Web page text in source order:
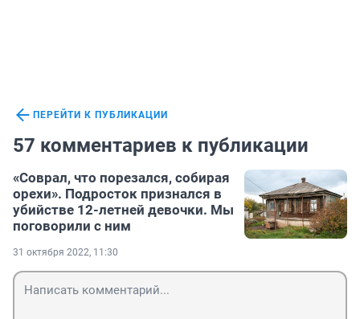
ПЕРЕЙТИ К ПУБЛИКАЦИИ
57 комментариев к публикации
«Соврал, что порезался, собирая
орехи». Подросток признался в
убийстве 12-летней девочки. Мы
поговорили с ним
31 октября 2022, 11:30